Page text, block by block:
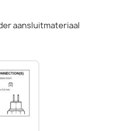
aansluitmateriaal